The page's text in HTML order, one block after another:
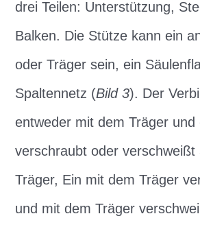
drei Teilen: Unterstützung,
Balken. Die Stütze kann ein
oder Träger sein, ein
Spaltennetz (Bild 3). Der
entweder mit dem Träger und
verschraubt oder verschweißt
Träger, Ein mit dem Träger
und mit dem Träger